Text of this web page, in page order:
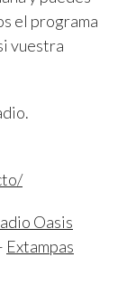
el programa
vuestra
Oasis
Extampas